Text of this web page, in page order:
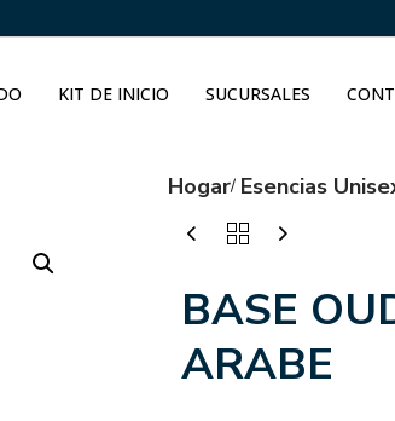
KIT DE INICIO SUCURSALES
Hogar Esencias
BASE
ARABE